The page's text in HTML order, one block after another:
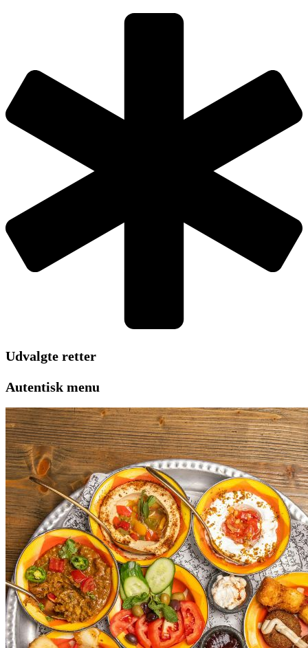
Udvalgte retter
Autentisk menu